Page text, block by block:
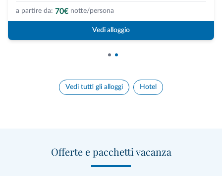
a partire da: 70€ notte/persona
Vedi alloggio
Vedi tutti gli alloggi Hotel
Offerte e pacchetti vacanza